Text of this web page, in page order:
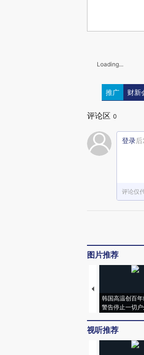
Loading...
推广 财新
评论区 0
登录
评论仅
图片推荐
韩国高温创百
警告停止一切
视听推荐